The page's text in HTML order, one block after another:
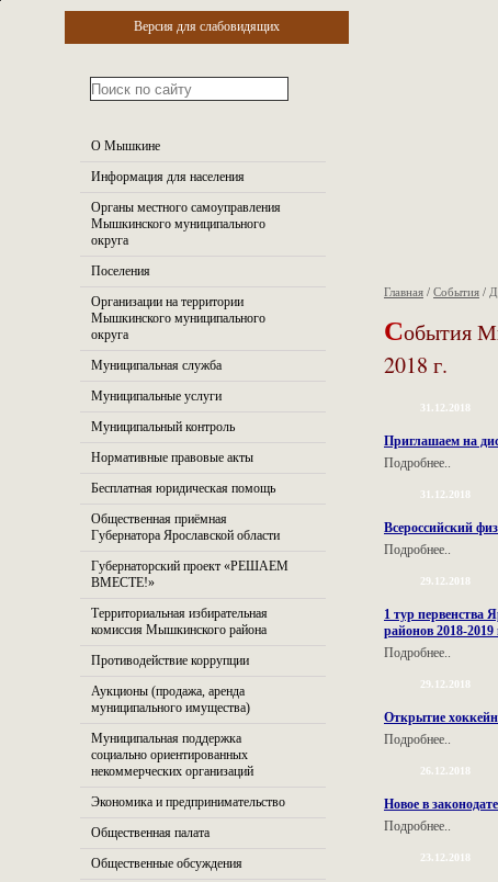
О Мышкине
Информация для населения
Органы местного самоуправления
Мышкинского муниципального
округа
Поселения
Организации на территории
Мышкинского муниципального
округа
Муниципальная служба
Муниципальные услуги
Муниципальный контроль
Нормативные правовые акты
Бесплатная юридическая помощь
Общественная приёмная
Губернатора Ярославской области
Губернаторский проект «РЕШАЕМ
ВМЕСТЕ!»
Территориальная избирательная
комиссия Мышкинского района
Противодействие коррупции
Аукционы (продажа, аренда
муниципального имущества)
Муниципальная поддержка
социально ориентированных
некоммерческих организаций
Экономика и предпринимательство
Общественная палата
Общественные обсуждения
Главная / События /
События
2018 г.
31.12.2018
Приглашаем на
Подробнее..
31.12.2018
Всероссийский
Подробнее..
29.12.2018
1 тур первенства
районов 2018-2019
Подробнее..
29.12.2018
Открытие
Подробнее..
26.12.2018
Новое в
Подробнее..
23.12.2018
Версия для слабовидящих